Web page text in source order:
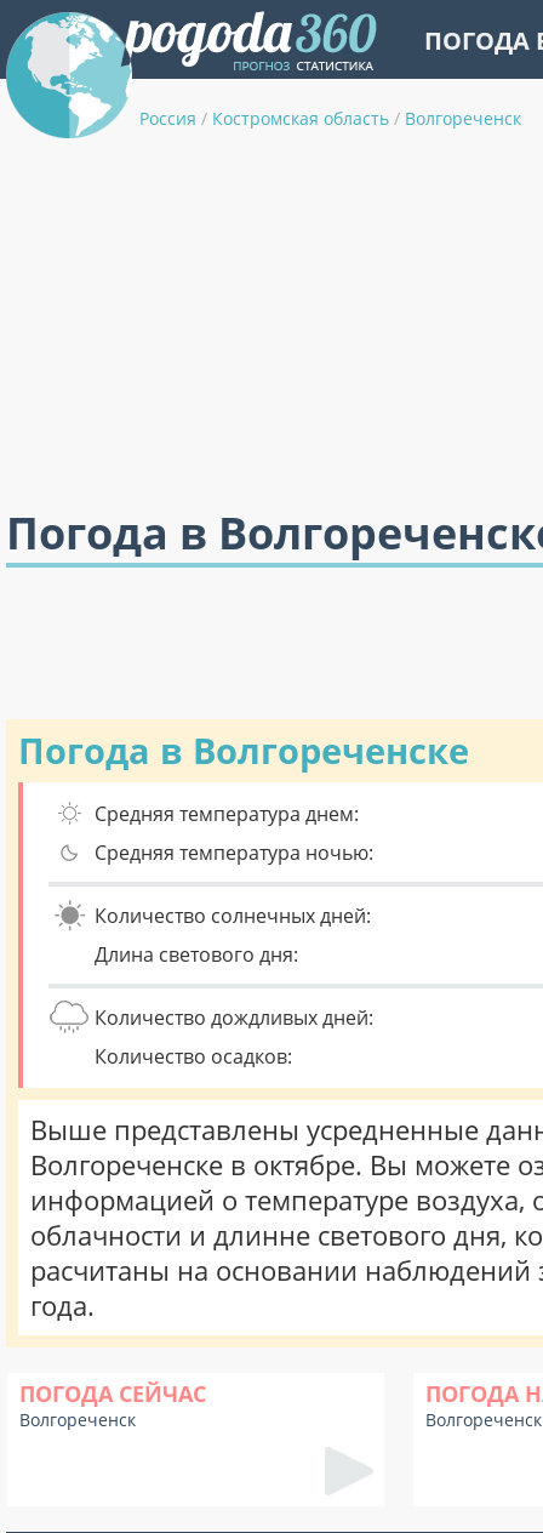
ПОГОДА
Россия / Костромская область / Волгореченск
Погода в
Погода в Волгореченске
Средняя температура днем:
Средняя температура ночью:
Количество солнечных дней:
Длина светового дня:
Количество дождливых дней:
Количество осадков:
Выше представлены усредненные
Волгореченске в октябре. Вы можете
информацией о температуре воздуха,
облачности и длинне светового дня,
расчитаны на основании наблюдений
года.
ПОГОДА СЕЙЧАС
Волгореченск
ПОГОДА
Волгореченск